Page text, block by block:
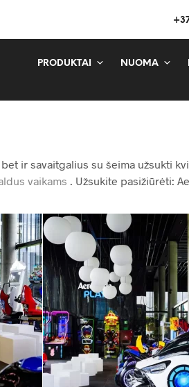
PRODUKTAI NUOMA
ir savaitgalius su šeima užsukti
vaikams . Užsukite pasižiūrėti: